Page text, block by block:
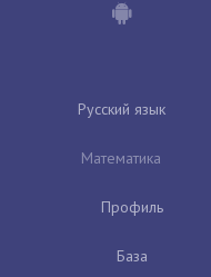
Русский язык
Математика
Профиль
База